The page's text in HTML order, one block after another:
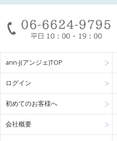
ann-J(アンジェ)TOP
ログイン
初めてのお客様へ
会社概要